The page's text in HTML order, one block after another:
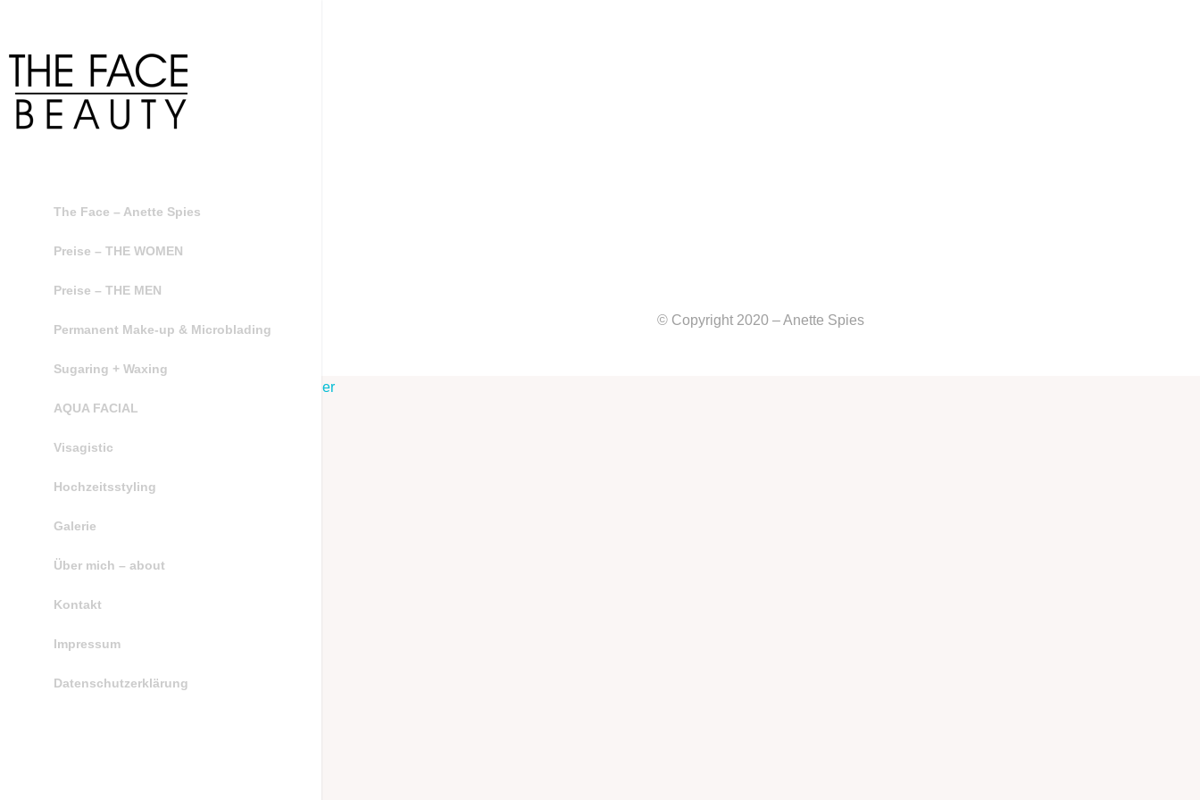
The Face – Anette Spies
Preise – THE WOMEN
Preise – THE MEN
Permanent Make-up & Microblading
Sugaring + Waxing
AQUA FACIAL
Visagistic
Hochzeitsstyling
Galerie
Über mich – about
Kontakt
Impressum
Datenschutzerklärung
© Copyright 2020 – Anette Spies
WordPress Cookie Hinweis von Real Cookie Banner